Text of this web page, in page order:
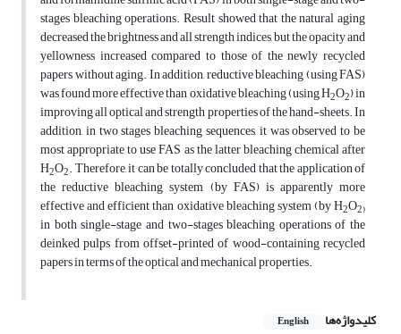
stages bleaching operations. Result showed that the natural aging
decreased the brightness and all strength indices, but the opacity and
yellowness increased compared to those of the newly recycled
papers without aging. In addition, reductive bleaching (using FAS)
was found more effective than oxidative bleaching (using H2O2) in
improving all optical and strength properties of the hand-sheets. In
addition, in two stages bleaching sequences, it was observed to be
most appropriate to use FAS as the latter bleaching chemical after
H2O2. Therefore, it can be totally concluded that the application of
the reductive bleaching system (by FAS) is apparently more
effective and efficient than oxidative bleaching system (by H2O2)
in both single-stage and two-stages bleaching operations of the
deinked pulps from offset-printed of wood-containing recycled
papers in terms of the optical and mechanical properties.
کلیدواژه‌ها English